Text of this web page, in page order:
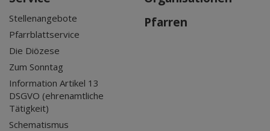
Stellenangebote
Pfarrblattservice
Die Diözese
Zum Sonntag
Information Artikel 13
DSGVO (ehrenamtliche
Tätigkeit)
Schematismus
Pfarren